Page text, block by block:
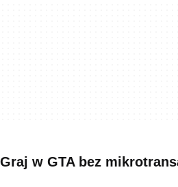
Graj w GTA bez